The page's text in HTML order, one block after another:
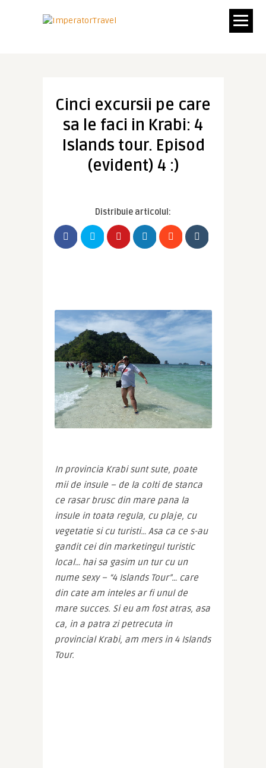
Cinci excursii pe care
sa le faci in Krabi: 4
Islands tour. Episod
(evident) 4 :)
Distribuie articolul:
In provincia Krabi sunt sute, poate
mii de insule – de la colti de stanca
ce rasar brusc din mare pana la
insule in toata regula, cu plaje, cu
vegetatie si cu turisti… Asa ca ce s-au
gandit cei din marketingul turistic
local… hai sa gasim un tur cu un
nume sexy – “4 Islands Tour”… care
din cate am inteles ar fi unul de
mare succes. Si eu am fost atras, asa
ca, in a patra zi petrecuta in
provincial Krabi, am mers in 4 Islands
Tour.